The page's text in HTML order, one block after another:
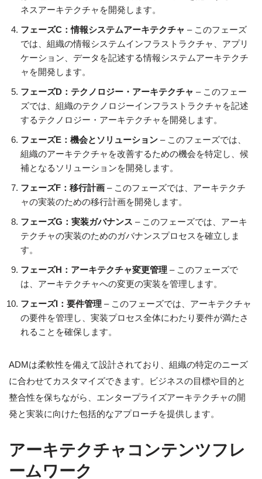
ネスアーキテクチャを開発します。
フェーズC：情報システムアーキテクチャ – このフェーズ
では、組織の情報システムインフラストラクチャ、アプリ
ケーション、データを記述する情報システムアーキテクチ
ャを開発します。
フェーズD：テクノロジー・アーキテクチャ – このフェー
ズでは、組織のテクノロジーインフラストラクチャを記述
するテクノロジー・アーキテクチャを開発します。
フェーズE：機会とソリューション – このフェーズでは、
組織のアーキテクチャを改善するための機会を特定し、候
補となるソリューションを開発します。
フェーズF：移行計画 – このフェーズでは、アーキテクチ
ャの実装のための移行計画を開発します。
フェーズG：実装ガバナンス – このフェーズでは、アーキ
テクチャの実装のためのガバナンスプロセスを確立しま
す。
フェーズH：アーキテクチャ変更管理 – このフェーズで
は、アーキテクチャへの変更の実装を管理します。
フェーズI：要件管理 – このフェーズでは、アーキテクチャ
の要件を管理し、実装プロセス全体にわたり要件が満たさ
れることを確保します。
ADMは柔軟性を備えて設計されており、組織の特定のニーズ
に合わせてカスタマイズできます。ビジネスの目標や目的と
整合性を保ちながら、エンタープライズアーキテクチャの開
発と実装に向けた包括的なアプローチを提供します。
アーキテクチャコンテンツフレ
ームワーク